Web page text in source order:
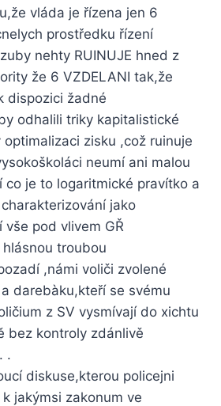
vláda je řízena jen 6
prostředku řízení
nehty RUINUJE hned z
že 6 VZDELANI tak,že
dispozici žadné
odhalili triky kapitalistické
zisku ,což ruinuje
neumí ani malou
co je to logaritmické pravítko a
jako
vše pod vlivem GŘ
troubou
,námi voliči zvolené
darebàku,kteří se svému
z SV vysmívají do xichtu
bez kontroly zdánlivě
.
diskuse,kterou policejni
jakýmsi zakonum ve